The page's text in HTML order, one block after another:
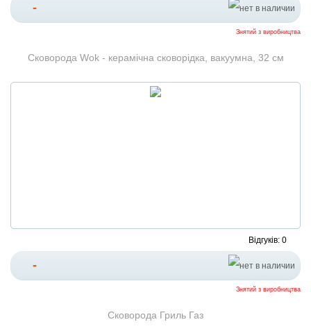
-
Знятий з виробництва
Сковорода Wok - керамічна сковорідка, вакуумна, 32 см
Відгуків: 0
-
Знятий з виробництва
Сковорода Гриль Газ